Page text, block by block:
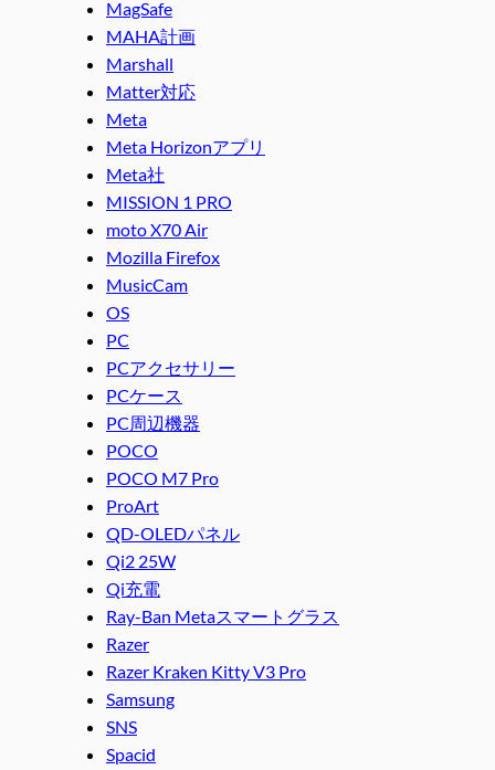
MagSafe
MAHA計画
Marshall
Matter対応
Meta
Meta Horizonアプリ
Meta社
MISSION 1 PRO
moto X70 Air
Mozilla Firefox
MusicCam
OS
PC
PCアクセサリー
PCケース
PC周辺機器
POCO
POCO M7 Pro
ProArt
QD-OLEDパネル
Qi2 25W
Qi充電
Ray-Ban Metaスマートグラス
Razer
Razer Kraken Kitty V3 Pro
Samsung
SNS
Spacid